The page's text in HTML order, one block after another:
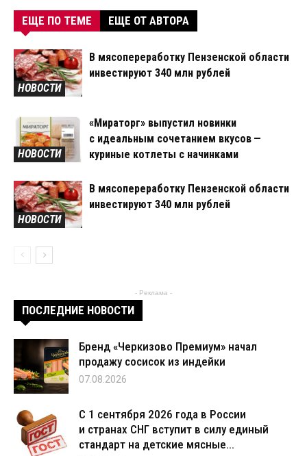
ЕЩЕ ПО ТЕМЕ ЕЩЕ ОТ АВТОРА
НОВОСТИ
В мясопереработку Пензенской области
инвестируют 340 млн рублей
НОВОСТИ
«Мираторг» выпустил новинки
с идеальным сочетанием вкусов —
куриные котлеты с начинками
НОВОСТИ
В мясопереработку Пензенской области
инвестируют 340 млн рублей
- Реклама -
ПОСЛЕДНИЕ НОВОСТИ
Бренд «Черкизово Премиум» начал
продажу сосисок из индейки
07.08.2026
С 1 сентября 2026 года в России
и странах СНГ вступит в силу единый
стандарт на детские мясные...